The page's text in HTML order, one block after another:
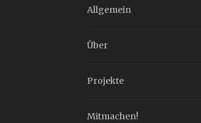
Allgemein
Über
Projekte
Mitmachen!